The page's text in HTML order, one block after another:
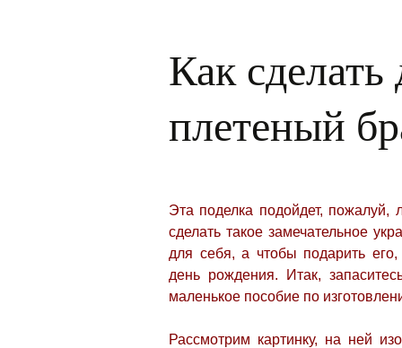
Как сделать
плетеный
Эта поделка подойдет,
сделать такое замечательное
для себя, а чтобы подарить
день рождения. Итак,
маленькое пособие по
Рассмотрим картинку, на ней